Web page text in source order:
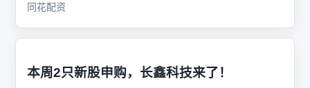
同花配资
本周2只新股申购，长鑫科技来了！